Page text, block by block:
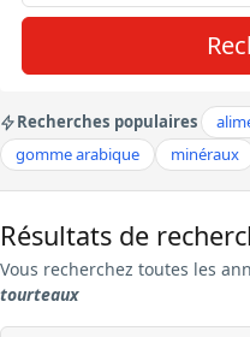
Recherches populaires
gomme arabique
minéraux
Résultats de
Vous recherchez toutes les
tourteaux